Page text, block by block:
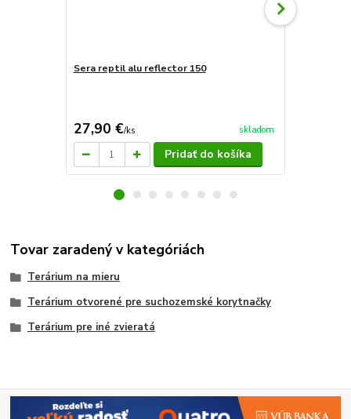
Sera reptil alu reflector 150
27,90 €/ks skladom
Pridať do košíka
Tovar zaradený v kategóriách
Terárium na mieru
Terárium otvorené pre suchozemské korytnačky
Terárium pre iné zvieratá